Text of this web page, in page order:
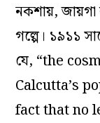
নকশায়, জায়গা
গল্পে। ১৯১১
যে, “the
Calcutta’s
fact that no